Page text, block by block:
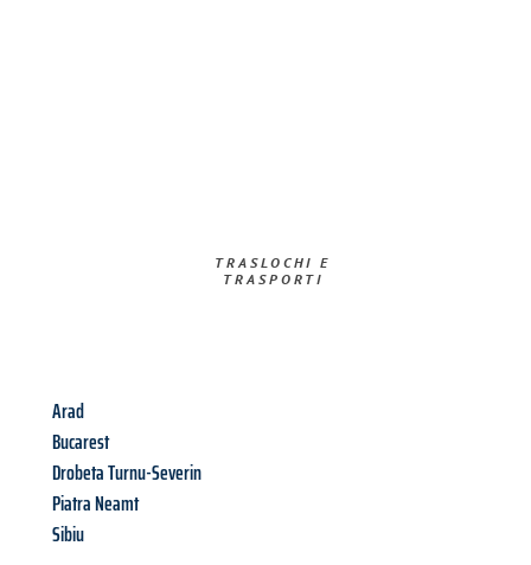
TRASLOCHI E
TRASPORTI​
Arad
Bucarest
Drobeta Turnu-Severin
Piatra Neamt
Sibiu